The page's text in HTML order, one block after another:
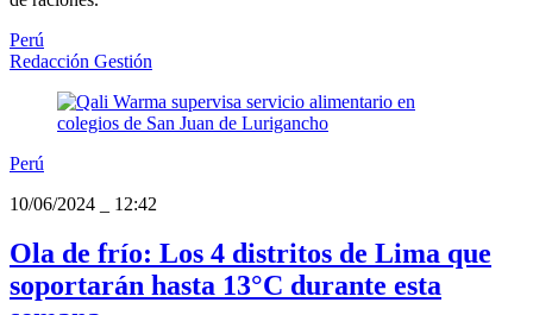
Perú
Redacción Gestión
Perú
10/06/2024
12:42
Ola de frío: Los 4 distritos de Lima que
soportarán hasta 13°C durante esta